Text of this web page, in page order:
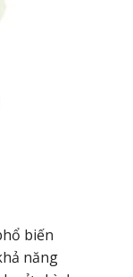
biến
năng